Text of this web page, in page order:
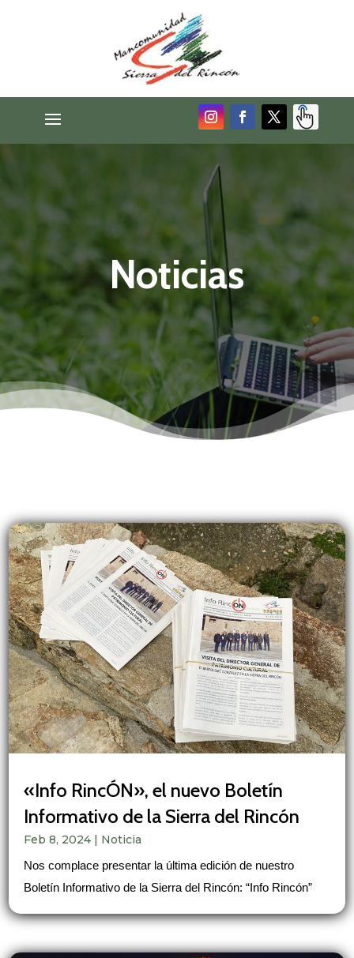
Noticias
«Info RincÓN», el nuevo Boletín
Informativo de la Sierra del Rincón
Feb 8, 2024 | Noticia
Nos complace presentar la última edición de nuestro
Boletín Informativo de la Sierra del Rincón: “Info Rincón”